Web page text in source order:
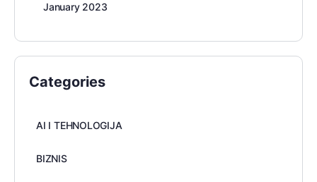
January 2023
Categories
AI I TEHNOLOGIJA
BIZNIS